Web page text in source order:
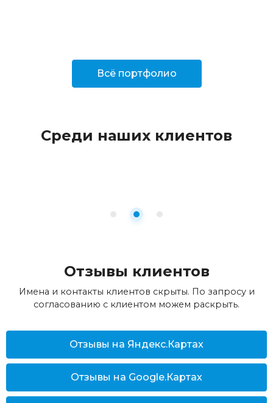
Отзывы клиентов
Имена и контакты клиентов скрыты. По запросу и
согласованию с клиентом можем раскрыть.
Отзывы на Яндекс.Картах
Отзывы на Google.Картах
Всё портфолио
Среди наших клиентов